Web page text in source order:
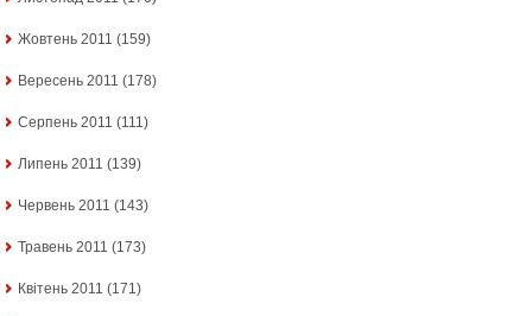
Жовтень 2011 (159)
Вересень 2011 (178)
Серпень 2011 (111)
Липень 2011 (139)
Червень 2011 (143)
Травень 2011 (173)
Квітень 2011 (171)